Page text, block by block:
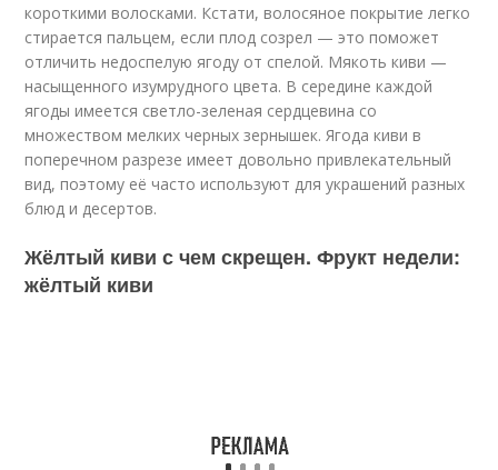
короткими волосками. Кстати, волосяное покрытие легко
стирается пальцем, если плод созрел — это поможет
отличить недоспелую ягоду от спелой. Мякоть киви —
насыщенного изумрудного цвета. В середине каждой
ягоды имеется светло-зеленая сердцевина со
множеством мелких черных зернышек. Ягода киви в
поперечном разрезе имеет довольно привлекательный
вид, поэтому её часто используют для украшений разных
блюд и десертов.
Жёлтый киви с чем скрещен. Фрукт недели:
жёлтый киви